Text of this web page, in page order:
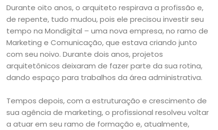
Durante oito anos, o arquiteto respirava a profissão e,
de repente, tudo mudou, pois ele precisou investir seu
tempo na Mondigital – uma nova empresa, no ramo de
Marketing e Comunicação, que estava criando junto
com seu noivo. Durante dois anos, projetos
arquitetônicos deixaram de fazer parte da sua rotina,
dando espaço para trabalhos da área administrativa.
Tempos depois, com a estruturação e crescimento de
sua agência de marketing, o profissional resolveu voltar
a atuar em seu ramo de formação e, atualmente,